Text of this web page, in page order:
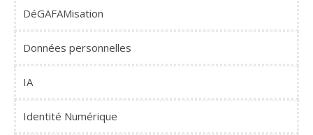
DéGAFAMisation
Données personnelles
IA
Identité Numérique